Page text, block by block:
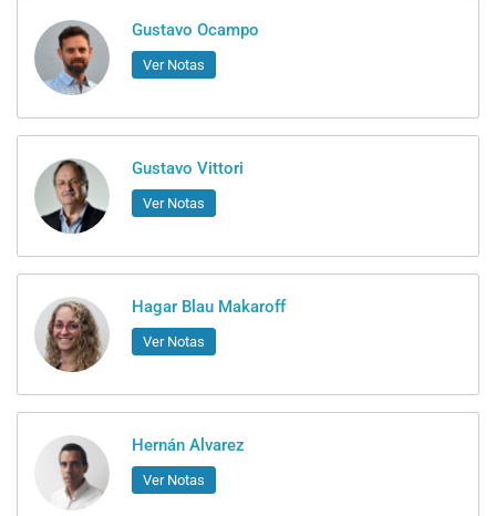
Gustavo Ocampo
Ver Notas
Gustavo Vittori
Ver Notas
Hagar Blau Makaroff
Ver Notas
Hernán Alvarez
Ver Notas